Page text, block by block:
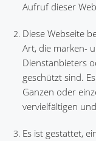
Aufruf dieser
Diese Webseite
Art, die marken-
Dienstanbieters
geschützt sind.
Ganzen oder
vervielfältigen
Es ist gestattet,